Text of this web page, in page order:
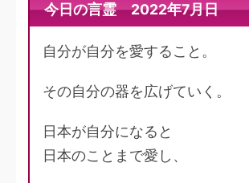
今日の言霊 2022年7月日
自分が自分を愛すること。
その自分の器を広げていく。
日本が自分になると
日本のことまで愛し、